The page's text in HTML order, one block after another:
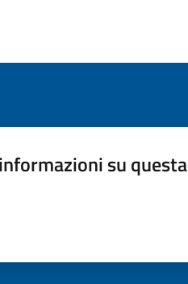
su questa